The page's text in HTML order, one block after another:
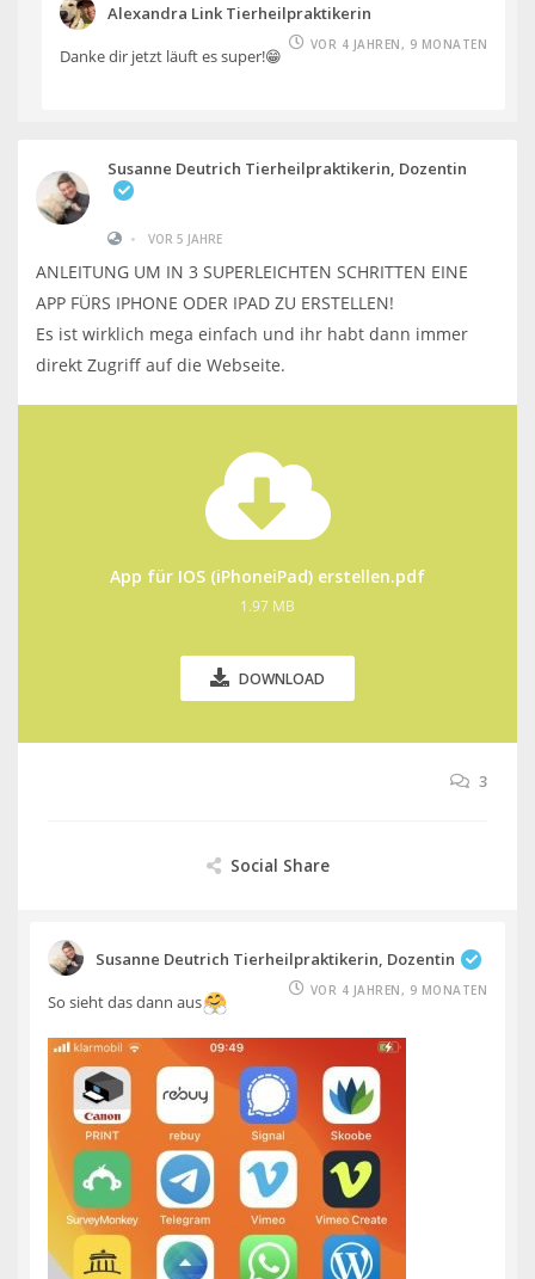
Alexandra Link Tierheilpraktikerin
VOR 4 JAHREN, 9 MONATEN
Danke dir jetzt läuft es super!😁
Susanne Deutrich Tierheilpraktikerin, Dozentin
• VOR 5 JAHRE
ANLEITUNG UM IN 3 SUPERLEICHTEN SCHRITTEN EINE
APP FÜRS IPHONE ODER IPAD ZU ERSTELLEN!
Es ist wirklich mega einfach und ihr habt dann immer
direkt Zugriff auf die Webseite.
App für IOS (iPhoneiPad) erstellen.pdf
1.97 MB
DOWNLOAD
3
Social Share
Susanne Deutrich Tierheilpraktikerin, Dozentin
VOR 4 JAHREN, 9 MONATEN
So sieht das dann aus